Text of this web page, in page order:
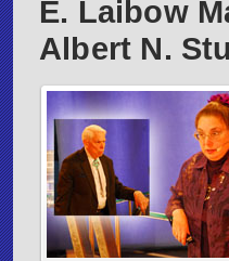
E. Laibow
Albert N.